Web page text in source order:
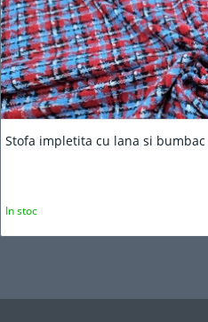
5.00
Stofa impletita cu lana si bumbac
In stoc